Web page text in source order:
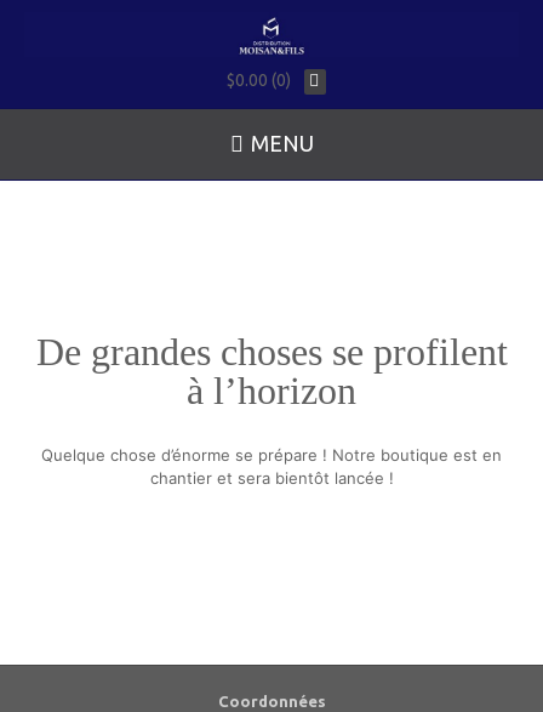
$0.00 (0)
MENU
De grandes choses se profilent
à l’horizon
Quelque chose d’énorme se prépare ! Notre boutique est en
chantier et sera bientôt lancée !
Coordonnées